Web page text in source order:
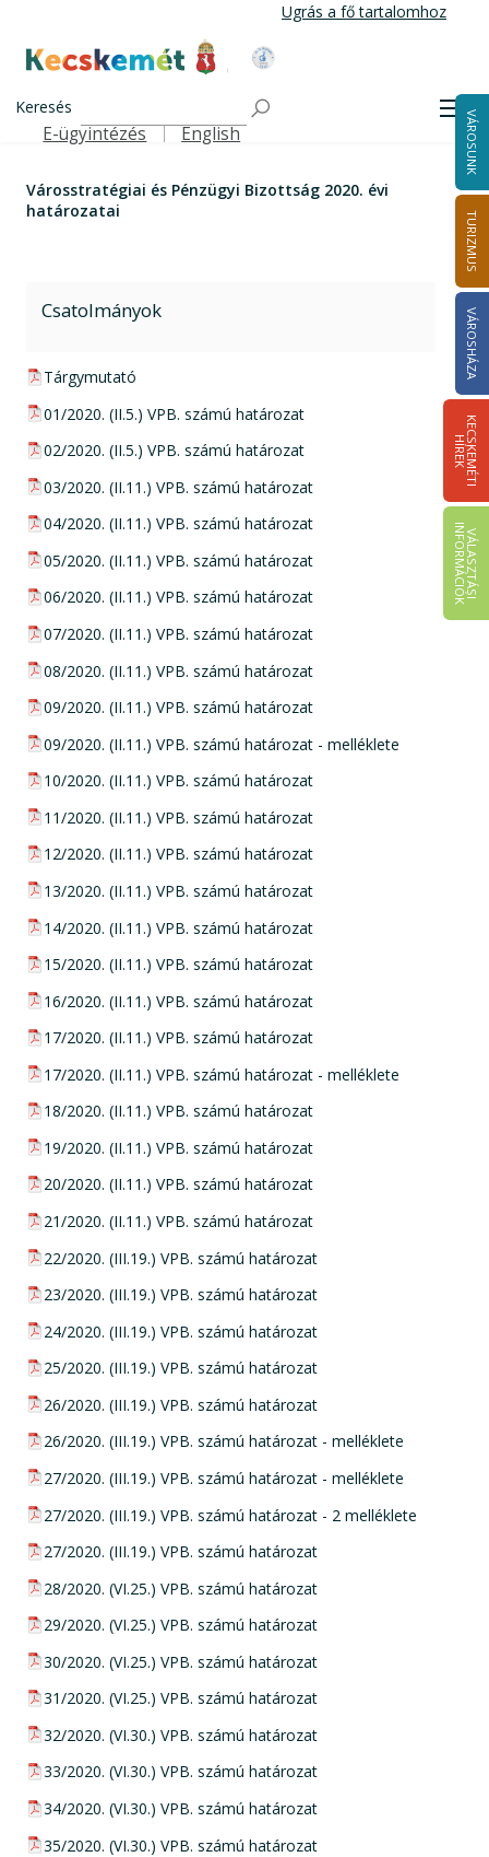
tartalomra
Ugrás a fő tartalomhoz
Kecskemét Város Honlapja
Keresés
Felső navigáció
E-ügyintézés English VÁROSUNK
TURIZMUS
VÁROSHÁZA
K
E
C
S
K
E
M
É
T
I
HÍ
R
E
K
V
Á
L
A
S
Z
T
Á
S
I
IN
F
O
R
M
Á
C
I
Ó
K
Városstratégiai és Pénzügyi Bizottság 2020. évi
határozatai
Városstratégiai és Pénzügyi Bizottság 2020. évi
határozatai
Csatolmányok
pdf csatolmány:
Tárgymutató
pdf csatolmány:
01/2020. (II.5.) VPB. számú határozat
pdf csatolmány:
02/2020. (II.5.) VPB. számú határozat
pdf csatolmány:
03/2020. (II.11.) VPB. számú határozat
pdf csatolmány:
04/2020. (II.11.) VPB. számú határozat
pdf csatolmány:
05/2020. (II.11.) VPB. számú határozat
pdf csatolmány:
06/2020. (II.11.) VPB. számú határozat
pdf csatolmány:
07/2020. (II.11.) VPB. számú határozat
pdf csatolmány:
08/2020. (II.11.) VPB. számú határozat
pdf csatolmány:
09/2020. (II.11.) VPB. számú határozat
pdf csatolmány:
09/2020. (II.11.) VPB. számú határozat - melléklete
pdf csatolmány:
10/2020. (II.11.) VPB. számú határozat
pdf csatolmány:
11/2020. (II.11.) VPB. számú határozat
pdf csatolmány:
12/2020. (II.11.) VPB. számú határozat
pdf csatolmány:
13/2020. (II.11.) VPB. számú határozat
pdf csatolmány:
14/2020. (II.11.) VPB. számú határozat
pdf csatolmány:
15/2020. (II.11.) VPB. számú határozat
pdf csatolmány:
16/2020. (II.11.) VPB. számú határozat
pdf csatolmány:
17/2020. (II.11.) VPB. számú határozat
pdf csatolmány:
17/2020. (II.11.) VPB. számú határozat - melléklete
pdf csatolmány:
18/2020. (II.11.) VPB. számú határozat
pdf csatolmány:
19/2020. (II.11.) VPB. számú határozat
pdf csatolmány:
20/2020. (II.11.) VPB. számú határozat
pdf csatolmány:
21/2020. (II.11.) VPB. számú határozat
pdf csatolmány:
22/2020. (III.19.) VPB. számú határozat
pdf csatolmány:
23/2020. (III.19.) VPB. számú határozat
pdf csatolmány:
24/2020. (III.19.) VPB. számú határozat
pdf csatolmány:
25/2020. (III.19.) VPB. számú határozat
pdf csatolmány:
26/2020. (III.19.) VPB. számú határozat
pdf csatolmány:
26/2020. (III.19.) VPB. számú határozat - melléklete
pdf csatolmány:
27/2020. (III.19.) VPB. számú határozat - melléklete
pdf csatolmány:
27/2020. (III.19.) VPB. számú határozat - 2 melléklete
pdf csatolmány:
27/2020. (III.19.) VPB. számú határozat
pdf csatolmány:
28/2020. (VI.25.) VPB. számú határozat
pdf csatolmány:
29/2020. (VI.25.) VPB. számú határozat
pdf csatolmány:
30/2020. (VI.25.) VPB. számú határozat
pdf csatolmány:
31/2020. (VI.25.) VPB. számú határozat
pdf csatolmány:
32/2020. (VI.30.) VPB. számú határozat
pdf csatolmány:
33/2020. (VI.30.) VPB. számú határozat
pdf csatolmány:
34/2020. (VI.30.) VPB. számú határozat
pdf csatolmány:
35/2020. (VI.30.) VPB. számú határozat